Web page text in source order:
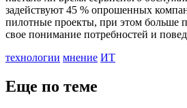
задействуют 45 % опрошенных
пилотные проекты, при этом больше
свое понимание потребностей и
технологии мнение ИТ
Еще по теме